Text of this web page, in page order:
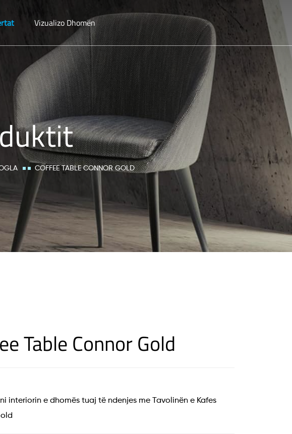
Vizualizo Dhomën
COFFEE TABLE CONNOR GOLD
Table Connor Gold
interiorin e dhomës tuaj të ndenjes me Tavolinën e Kafes